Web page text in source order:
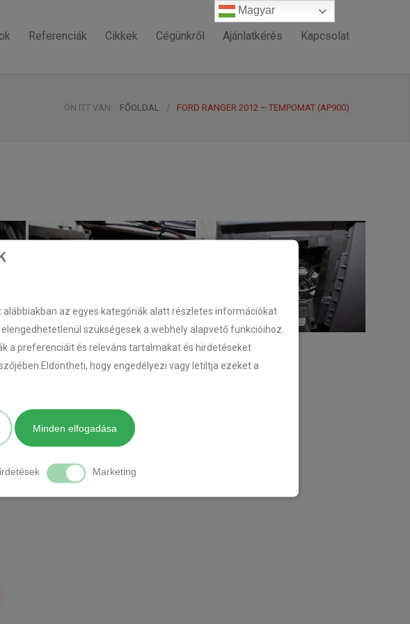
az egyes kategóriák alatt részletes információkat
szükségesek a webhely alapvető funkcióihoz.
a preferenciáit és releváns tartalmakat és hirdetéseket
hogy engedélyezi vagy letiltja ezeket a
Minden elfogadása
Marketing
Referenciák Cikkek Cégünkről Ajánlatkérés Kapcsolat
ÖN ITT VAN: FŐOLDAL / FORD RANGER 2012 – TEMPOMAT (AP900)
Magyar